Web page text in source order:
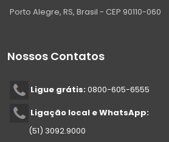
Porto Alegre, RS, Brasil - CEP 90110-060
Nossos Contatos
Ligue grátis:0800-605-6555
Ligação local e WhatsApp:
(51) 3092.9000